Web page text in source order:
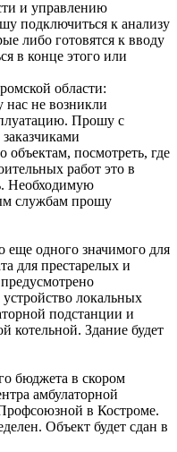
и управлению
подключиться к анализу
либо готовятся к вводу
в конце этого или
области:
нас не возникли
Прошу с
объектам, посмотреть, где
работ это в
Необходимую
службам прошу
еще одного значимого для
для престарелых и
устройство локальных
подстанции и
котельной. Здание будет
бюджета в скором
амбулаторной
в Костроме.
Объект будет сдан в